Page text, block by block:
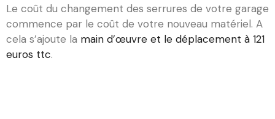
Le coût du changement des serrures de votre garage
commence par le coût de votre nouveau matériel. A
cela s’ajoute la main d’œuvre et le déplacement à 121
euros ttc.